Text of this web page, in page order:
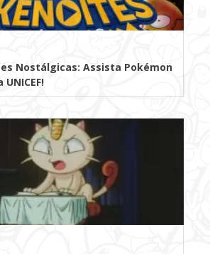
Nostálgicas: Assista Pokémon